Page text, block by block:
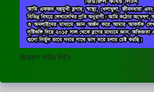
জিয়ারুল কবির লিটন